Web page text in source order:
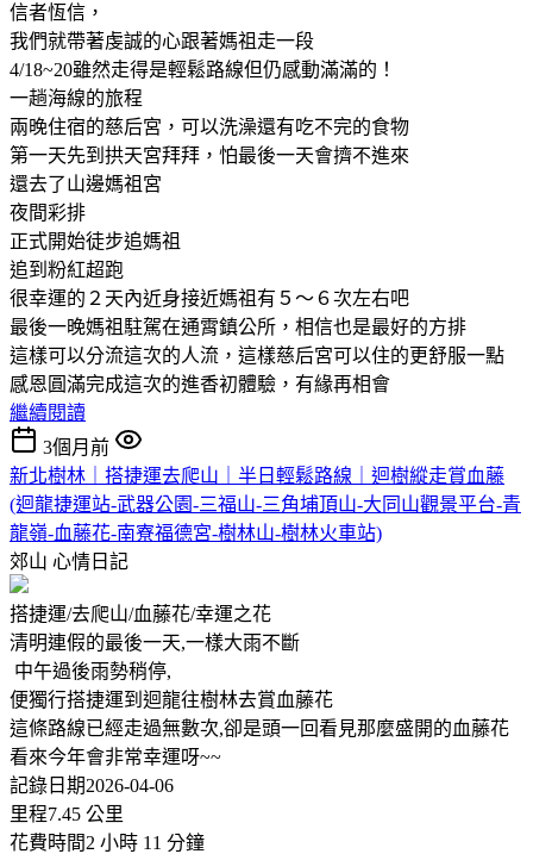
信者恆信，
我們就帶著虔誠的心跟著媽祖走一段
4/18~20雖然走得是輕鬆路線但仍感動滿滿的！
一趟海線的旅程
兩晚住宿的慈后宮，可以洗澡還有吃不完的食物
第一天先到拱天宮拜拜，怕最後一天會擠不進來
還去了山邊媽祖宮
夜間彩排
正式開始徒步追媽祖
追到粉紅超跑
很幸運的２天內近身接近媽祖有５～６次左右吧
最後一晚媽祖駐駕在通霄鎮公所，相信也是最好的方排
這樣可以分流這次的人流，這樣慈后宮可以住的更舒服一點
感恩圓滿完成這次的進香初體驗，有緣再相會
繼續閱讀
3個月前
新北樹林｜搭捷運去爬山｜半日輕鬆路線｜迴樹縱走賞血藤
(迴龍捷運站-武器公園-三福山-三角埔頂山-大同山觀景平台-青
龍嶺-血藤花-南寮福德宮-樹林山-樹林火車站)
郊山 心情日記
搭捷運/去爬山/血藤花/幸運之花
清明連假的最後一天,一樣大雨不斷
中午過後雨勢稍停,
便獨行搭捷運到迴龍往樹林去賞血藤花
這條路線已經走過無數次,卻是頭一回看見那麼盛開的血藤花
看來今年會非常幸運呀~~
記錄日期2026-04-06
里程7.45 公里
花費時間2 小時 11 分鐘